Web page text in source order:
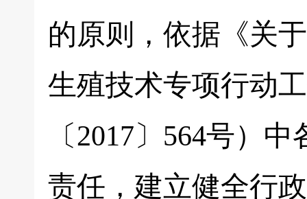
的原则，依据《关
生殖技术专项行动
〔2017〕564号）
责任，建立健全行